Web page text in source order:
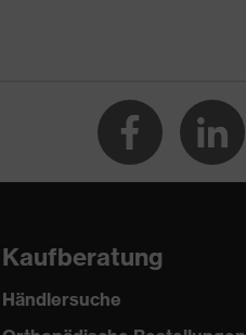
Kaufberatung
Händlersuche